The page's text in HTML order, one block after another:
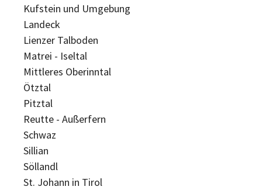
Kufstein und Umgebung
Landeck
Lienzer Talboden
Matrei - Iseltal
Mittleres Oberinntal
Ötztal
Pitztal
Reutte - Außerfern
Schwaz
Sillian
Söllandl
St. Johann in Tirol